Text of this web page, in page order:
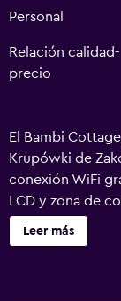
Personal
Relación calidad-
precio
El Bambi
Krupówki de
conexión WiFi
LCD y zona de
apartamentos
elegante con
Leer más